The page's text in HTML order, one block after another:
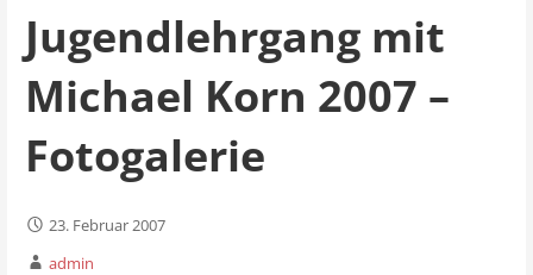
Jugendlehrgang mit
Michael Korn 2007 –
Fotogalerie
23. Februar 2007
admin